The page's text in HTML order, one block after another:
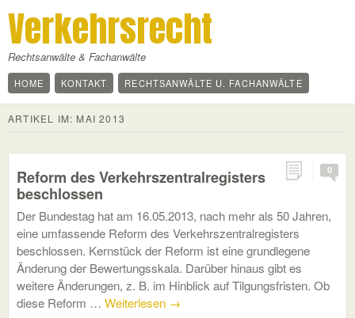
Verkehrsrecht
Rechtsanwälte & Fachanwälte
HOME KONTAKT RECHTSANWÄLTE U. FACHANWÄLTE
ARTIKEL IM: MAI 2013
0
Reform des Verkehrszentralregisters
beschlossen
Der Bundestag hat am 16.05.2013, nach mehr als 50 Jahren,
eine umfassende Reform des Verkehrszentralregisters
beschlossen. Kernstück der Reform ist eine grundlegene
Änderung der Bewertungsskala. Darüber hinaus gibt es
weitere Änderungen, z. B. im Hinblick auf Tilgungsfristen. Ob
diese Reform … Weiterlesen →